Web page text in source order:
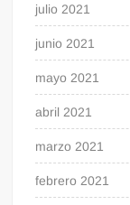
julio 2021
junio 2021
mayo 2021
abril 2021
marzo 2021
febrero 2021